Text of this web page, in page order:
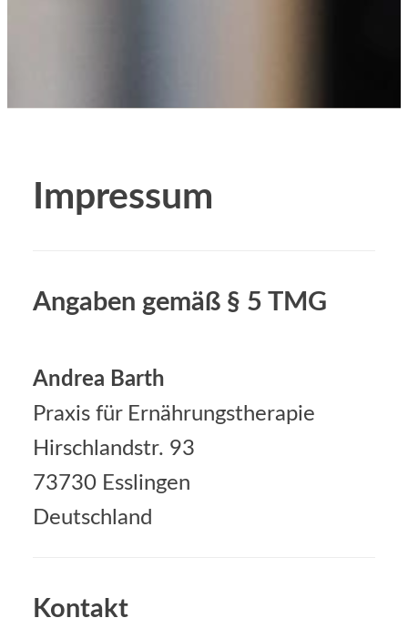
Impressum
Angaben gemäß § 5 TMG
Andrea Barth
Praxis für Ernährungstherapie
Hirschlandstr. 93
73730 Esslingen
Deutschland
Kontakt